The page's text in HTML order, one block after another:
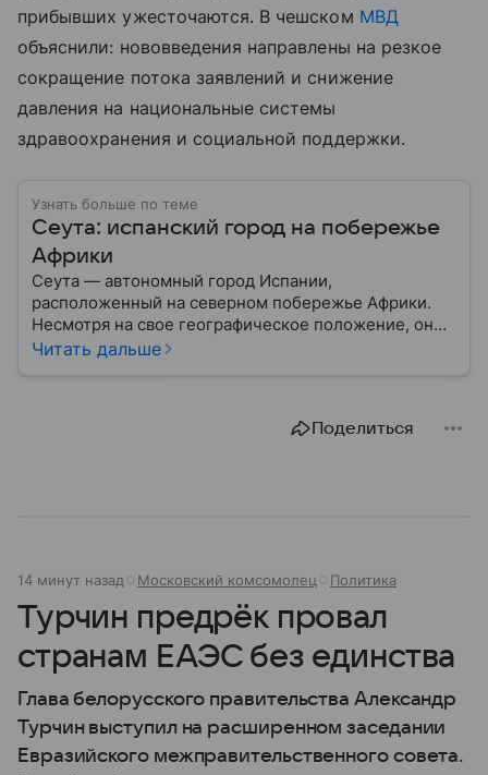
прибывших ужесточаются. В чешском МВД
объяснили: нововведения направлены на резкое
сокращение потока заявлений и снижение
давления на национальные системы
здравоохранения и социальной поддержки.
Узнать больше по теме
Сеута: испанский город на побережье
Африки
Сеута — автономный город Испании,
расположенный на северном побережье Африки.
Несмотря на свое географическое положение, он
остается частью Испании и Европейского союза.
анклавов на африканском континенте: собрали о
Читать дальше
Поделиться
14 минут назад Московский комсомолец Политика
Турчин предрёк провал
странам ЕАЭС без единства
Глава белорусского правительства Александр
Турчин выступил на расширенном заседании
Евразийского межправительственного совета.